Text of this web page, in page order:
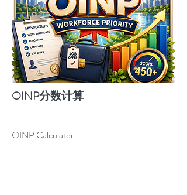
​OINP分数计算
OINP Calculator